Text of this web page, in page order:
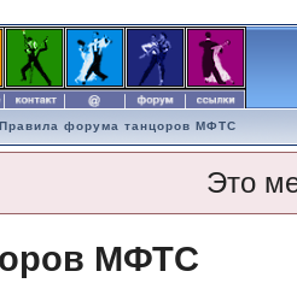
Правила форума танцоров МФТС
Это
МФТС